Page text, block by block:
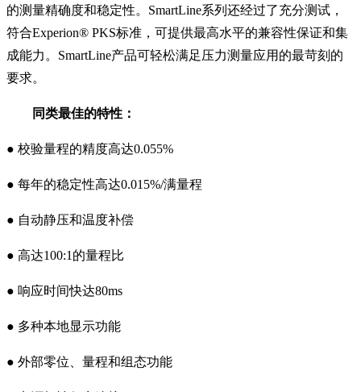
的测量精确度和稳定性。SmartLine系列还经过了充分测试，
符合Experion® PKS标准，可提供最高水平的兼容性保证和集
成能力。SmartLine产品可轻松满足压力测量应用的最苛刻的
要求。
同类最佳的特性：
● 校验量程的精度高达0.055%
● 每年的稳定性高达0.015%/满量程
● 自动静压和温度补偿
● 高达100:1的量程比
● 响应时间快达80ms
● 多种本地显示功能
● 外部零位、量程和组态功能